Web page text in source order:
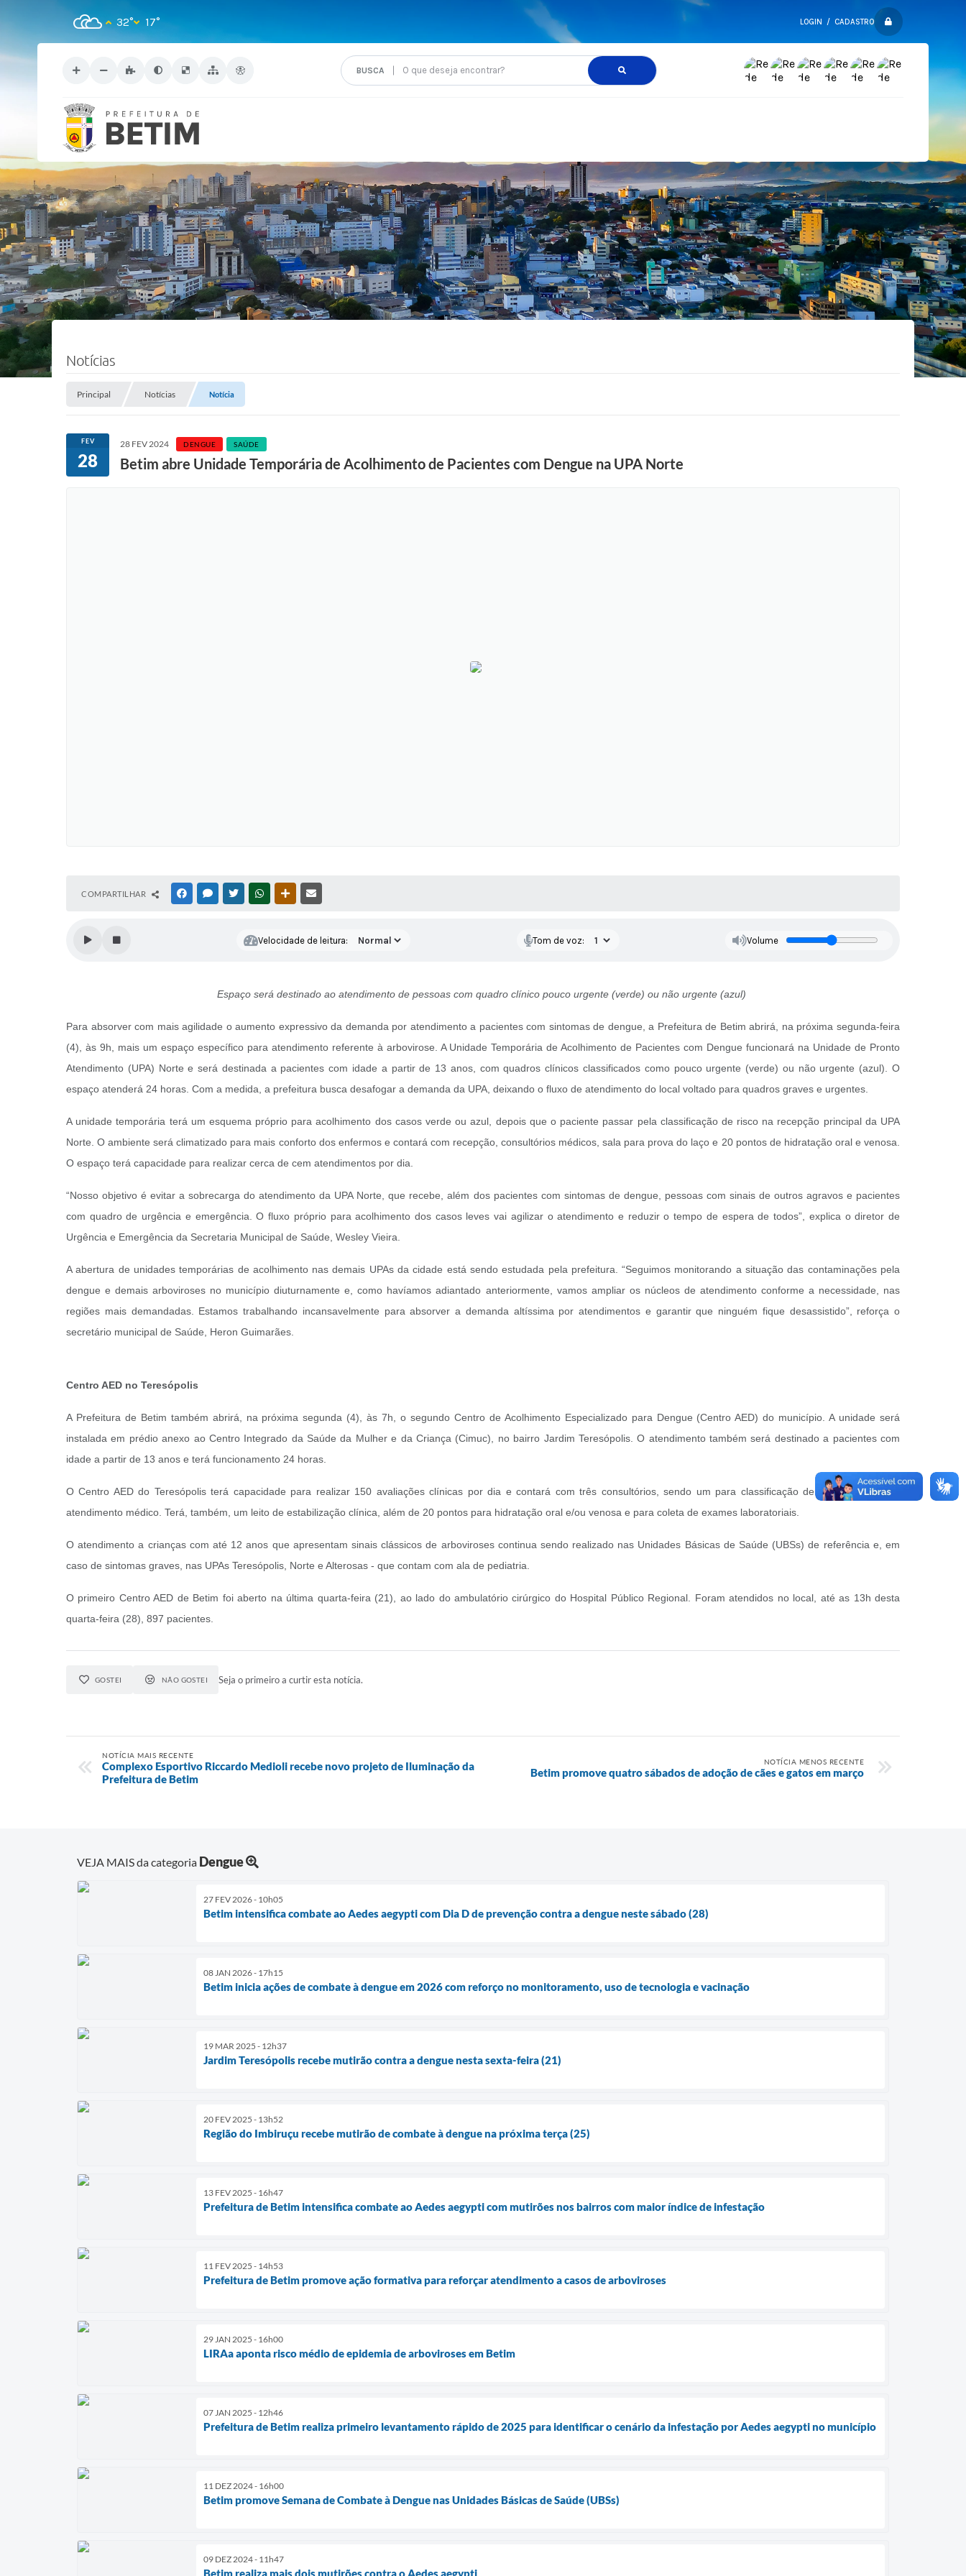
LOGIN / CADASTRO
O que deseja encontrar?
32° 17°
Notícias
Principal Notícias Notícia
FEV
28
28 FEV 2024 DENGUE SAÚDE
Betim abre Unidade Temporária de Acolhimento de Pacientes com Dengue na UPA Norte
COMPARTILHAR FACEBOOKMESSENGER
TWITTERWHATSAPPOUTRAS MÍDIAS
Velocidade de leitura: Tom de voz: Volume
Espaço será destinado ao atendimento de pessoas com quadro clínico pouco urgente (verde) ou não urgente (azul)
Para absorver com mais agilidade o aumento expressivo da demanda por atendimento a pacientes com sintomas de dengue, a Prefeitura de Betim abrirá, na próxima segunda-feira
(4), às 9h, mais um espaço específico para atendimento referente à arbovirose. A Unidade Temporária de Acolhimento de Pacientes com Dengue funcionará na Unidade de Pronto
Atendimento (UPA) Norte e será destinada a pacientes com idade a partir de 13 anos, com quadros clínicos classificados como pouco urgente (verde) ou não urgente (azul). O
espaço atenderá 24 horas. Com a medida, a prefeitura busca desafogar a demanda da UPA, deixando o fluxo de atendimento do local voltado para quadros graves e urgentes.
A unidade temporária terá um esquema próprio para acolhimento dos casos verde ou azul, depois que o paciente passar pela classificação de risco na recepção principal da UPA
Norte. O ambiente será climatizado para mais conforto dos enfermos e contará com recepção, consultórios médicos, sala para prova do laço e 20 pontos de hidratação oral e venosa.
O espaço terá capacidade para realizar cerca de cem atendimentos por dia.
“Nosso objetivo é evitar a sobrecarga do atendimento da UPA Norte, que recebe, além dos pacientes com sintomas de dengue, pessoas com sinais de outros agravos e pacientes
com quadro de urgência e emergência. O fluxo próprio para acolhimento dos casos leves vai agilizar o atendimento e reduzir o tempo de espera de todos”, explica o diretor de
Urgência e Emergência da Secretaria Municipal de Saúde, Wesley Vieira.
A abertura de unidades temporárias de acolhimento nas demais UPAs da cidade está sendo estudada pela prefeitura. “Seguimos monitorando a situação das contaminações pela
dengue e demais arboviroses no município diuturnamente e, como havíamos adiantado anteriormente, vamos ampliar os núcleos de atendimento conforme a necessidade, nas
regiões mais demandadas. Estamos trabalhando incansavelmente para absorver a demanda altíssima por atendimentos e garantir que ninguém fique desassistido”, reforça o
secretário municipal de Saúde, Heron Guimarães.
Centro AED no Teresópolis
A Prefeitura de Betim também abrirá, na próxima segunda (4), às 7h, o segundo Centro de Acolhimento Especializado para Dengue (Centro AED) do município. A unidade será
instalada em prédio anexo ao Centro Integrado da Saúde da Mulher e da Criança (Cimuc), no bairro Jardim Teresópolis. O atendimento também será destinado a pacientes com
idade a partir de 13 anos e terá funcionamento 24 horas.
O Centro AED do Teresópolis terá capacidade para realizar 150 avaliações clínicas por dia e contará com três consultórios, sendo um para classificação de risco e dois para
atendimento médico. Terá, também, um leito de estabilização clínica, além de 20 pontos para hidratação oral e/ou venosa e para coleta de exames laboratoriais.
O atendimento a crianças com até 12 anos que apresentam sinais clássicos de arboviroses continua sendo realizado nas Unidades Básicas de Saúde (UBSs) de referência e, em
caso de sintomas graves, nas UPAs Teresópolis, Norte e Alterosas - que contam com ala de pediatria.
O primeiro Centro AED de Betim foi aberto na última quarta-feira (21), ao lado do ambulatório cirúrgico do Hospital Público Regional. Foram atendidos no local, até as 13h desta
quarta-feira (28), 897 pacientes.
GOSTEI NÃO GOSTEI Seja o primeiro a curtir esta notícia.
NOTÍCIA MAIS RECENTE
Complexo Esportivo Riccardo Medioli recebe novo projeto de Iluminação da
Prefeitura de Betim
NOTÍCIA MENOS RECENTE
Betim promove quatro sábados de adoção de cães e gatos em março
VEJA MAIS da categoria Dengue
27 FEV 2026 - 10h05
Betim intensifica combate ao Aedes aegypti com Dia D de prevenção contra a dengue neste sábado (28)
08 JAN 2026 - 17h15
Betim inicia ações de combate à dengue em 2026 com reforço no monitoramento, uso de tecnologia e vacinação
19 MAR 2025 - 12h37
Jardim Teresópolis recebe mutirão contra a dengue nesta sexta-feira (21)
20 FEV 2025 - 13h52
Região do Imbiruçu recebe mutirão de combate à dengue na próxima terça (25)
13 FEV 2025 - 16h47
Prefeitura de Betim intensifica combate ao Aedes aegypti com mutirões nos bairros com maior índice de infestação
11 FEV 2025 - 14h53
Prefeitura de Betim promove ação formativa para reforçar atendimento a casos de arboviroses
29 JAN 2025 - 16h00
LIRAa aponta risco médio de epidemia de arboviroses em Betim
07 JAN 2025 - 12h46
Prefeitura de Betim realiza primeiro levantamento rápido de 2025 para identificar o cenário da infestação por Aedes aegypti no município
11 DEZ 2024 - 16h00
Betim promove Semana de Combate à Dengue nas Unidades Básicas de Saúde (UBSs)
09 DEZ 2024 - 11h47
Betim realiza mais dois mutirões contra o Aedes aegypti